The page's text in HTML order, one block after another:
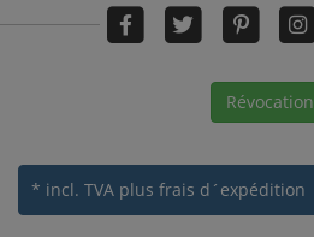
Révocation
* incl. TVA plus frais d´expédition